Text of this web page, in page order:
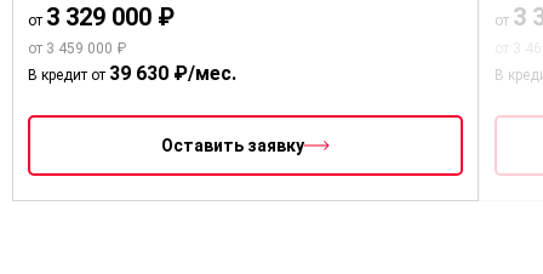
от 3 329 000 ₽
от 3 459 000 ₽
В кредит от 39 630 ₽/мес.
Оставить заявку
от 3
В